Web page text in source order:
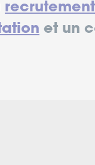
recrutement
et un